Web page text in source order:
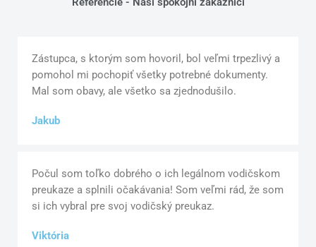
Zástupca, s ktorým som hovoril, bol veľmi trpezlivý a
pomohol mi pochopiť všetky potrebné dokumenty.
Mal som obavy, ale všetko sa zjednodušilo.
Jakub
Počul som toľko dobrého o ich legálnom vodičskom
preukaze a splnili očakávania! Som veľmi rád, že som
si ich vybral pre svoj vodičský preukaz.
Viktória